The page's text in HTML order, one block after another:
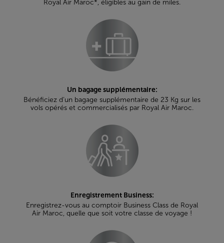
Royal Air Maroc*, éligibles au gain de miles.
Un bagage supplémentaire:
Bénéficiez d’un bagage supplémentaire de 23 Kg sur les
vols opérés et commercialisés par Royal Air Maroc.
Enregistrement Business:
Enregistrez-vous au comptoir Business Class de Royal
Air Maroc, quelle que soit votre classe de voyage !